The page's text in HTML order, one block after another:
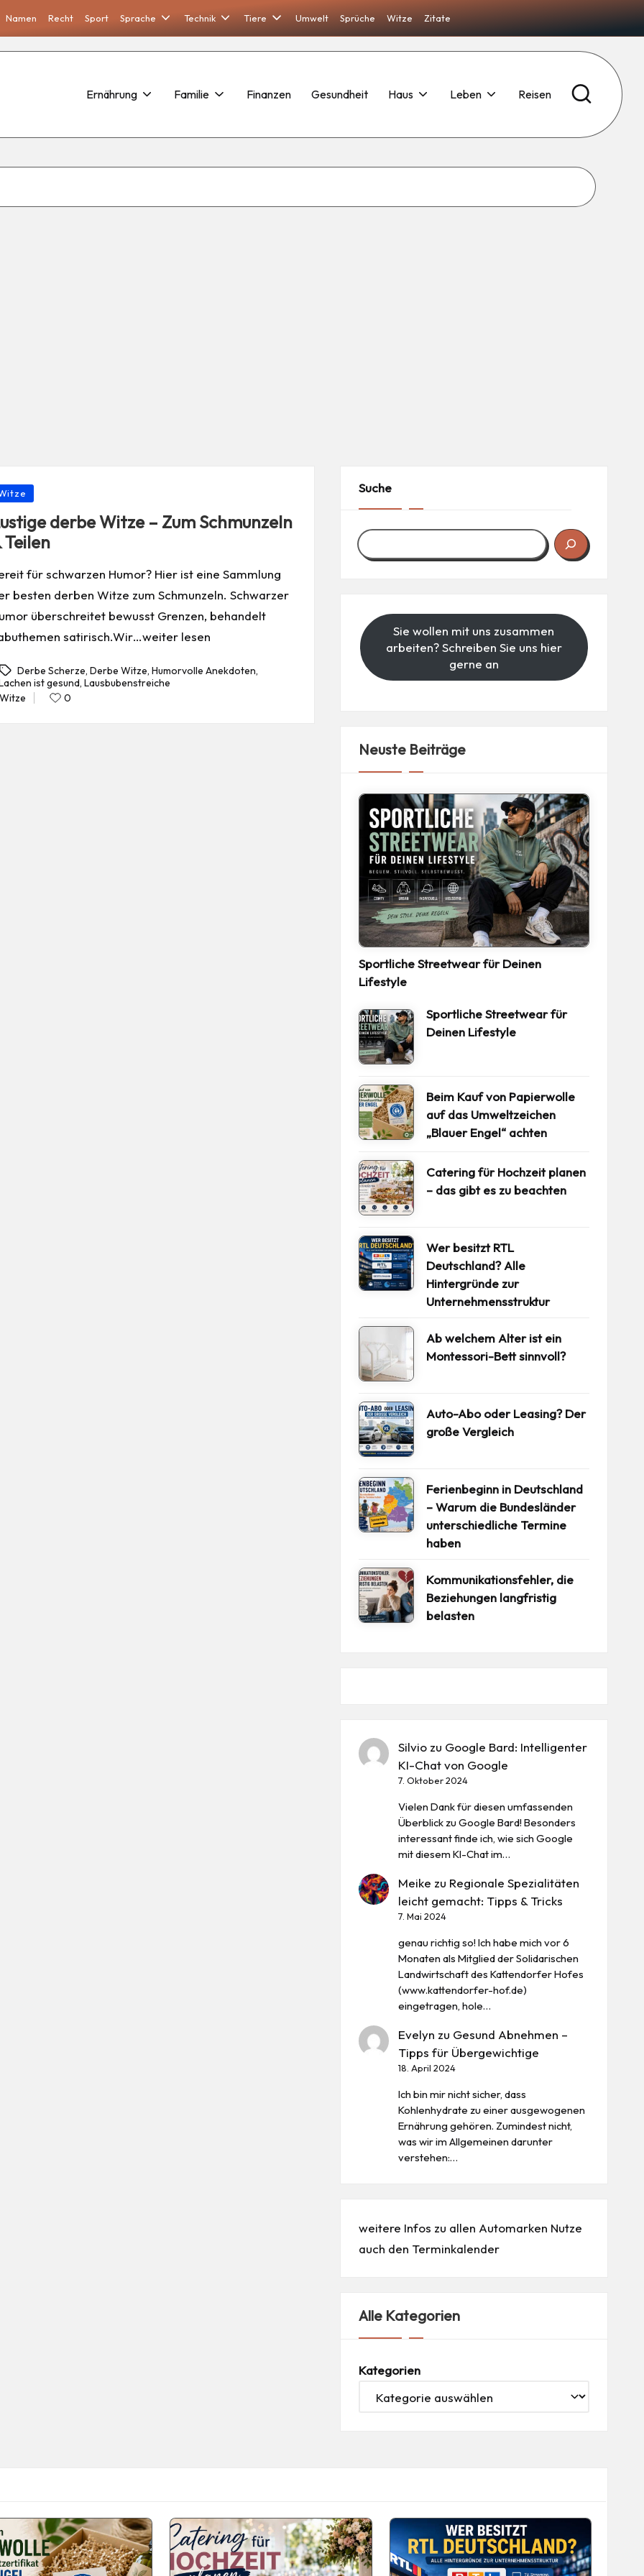
Namen Recht Sport Sprache Technik Tiere Umwelt Sprüche Witze Zitate
Ernährung Familie Finanzen Gesundheit Haus Leben Reisen
derbe Witze – Zum Schmunzeln
Teilen
für schwarzen Humor? Hier ist eine Sammlung
besten derben Witze zum Schmunzeln. Schwarzer
überschreitet bewusst Grenzen, behandelt
satirisch.Wir…weiter lesen
Derbe Scherze, Derbe Witze, Humorvolle Anekdoten,
ist gesund,Lausbubenstreiche
0
Suche
Sie wollen mit uns zusammen
arbeiten? Schreiben Sie uns hier
gerne an
Neuste Beiträge
Sportliche Streetwear für Deinen
Lifestyle
Sportliche Streetwear für
Deinen Lifestyle
Beim Kauf von Papierwolle
auf das Umweltzeichen
„Blauer Engel“ achten
Catering für Hochzeit planen
– das gibt es zu beachten
Wer besitzt RTL
Deutschland? Alle
Hintergründe zur
Unternehmensstruktur
Ab welchem Alter ist ein
Montessori-Bett sinnvoll?
Auto-Abo oder Leasing? Der
große Vergleich
Ferienbeginn in Deutschland
– Warum die Bundesländer
unterschiedliche Termine
haben
Kommunikationsfehler, die
Beziehungen langfristig
belasten
Silvio zu Google Bard: Intelligenter
KI-Chat von Google
7. Oktober 2024
Vielen Dank für diesen umfassenden
Überblick zu Google Bard! Besonders
interessant finde ich, wie sich Google
mit diesem KI-Chat im…
Meike zu Regionale Spezialitäten
leicht gemacht: Tipps & Tricks
7. Mai 2024
genau richtig so! Ich habe mich vor 6
Monaten als Mitglied der Solidarischen
Landwirtschaft des Kattendorfer Hofes
(www.kattendorfer-hof.de)
eingetragen, hole…
Evelyn zu Gesund Abnehmen –
Tipps für Übergewichtige
18. April 2024
Ich bin mir nicht sicher, dass
Kohlenhydrate zu einer ausgewogenen
Ernährung gehören. Zumindest nicht,
was wir im Allgemeinen darunter
verstehen:…
weitere Infos zu allen Automarken Nutze
auch den Terminkalender
Alle Kategorien
Kategorien